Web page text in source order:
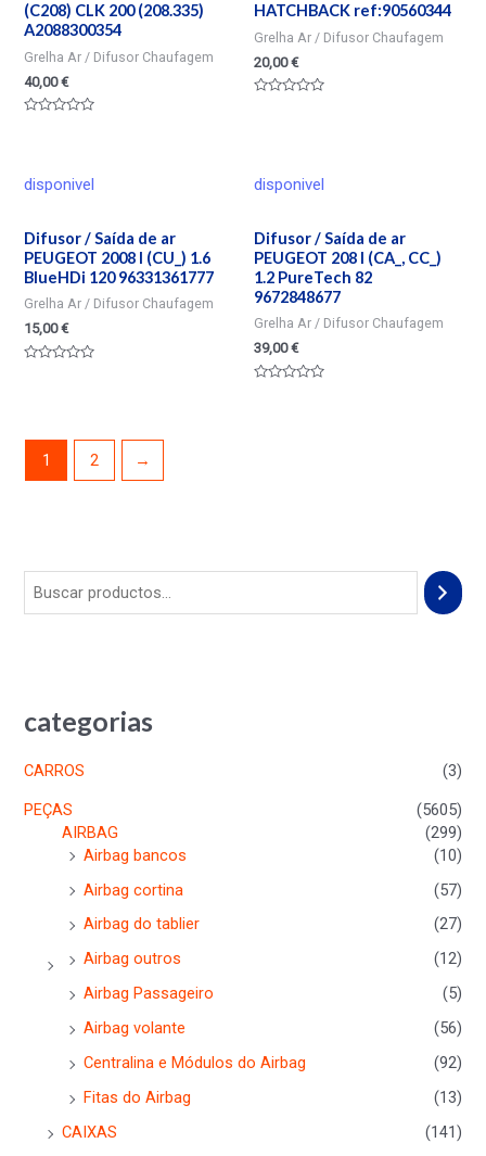
categorias
CARROS
(3)
PEÇAS
(5605)
AIRBAG
(299)
Airbag bancos
(10)
Airbag cortina
(57)
Airbag do tablier
(27)
Airbag outros
(12)
Airbag Passageiro
(5)
Airbag volante
(56)
Centralina e Módulos do Airbag
(92)
Fitas do Airbag
(13)
CAIXAS
(141)
(C208) CLK 200 (208.335)
A2088300354
Grelha Ar / Difusor Chaufagem
40,00€
5
HATCHBACK ref:90560344
Grelha Ar / Difusor Chaufagem
20,00€
disponivel
Difusor / Saída de ar
PEUGEOT 2008 I (CU_) 1.6
BlueHDi 120 96331361777
Grelha Ar / Difusor Chaufagem
15,00€
disponivel
Difusor / Saída de ar
PEUGEOT 208 I (CA_, CC_)
1.2 PureTech 82
9672848677
Grelha Ar / Difusor Chaufagem
39,00€
1 2 →